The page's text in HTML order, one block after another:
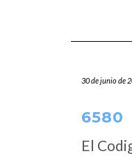
30 de junio de
6580
El